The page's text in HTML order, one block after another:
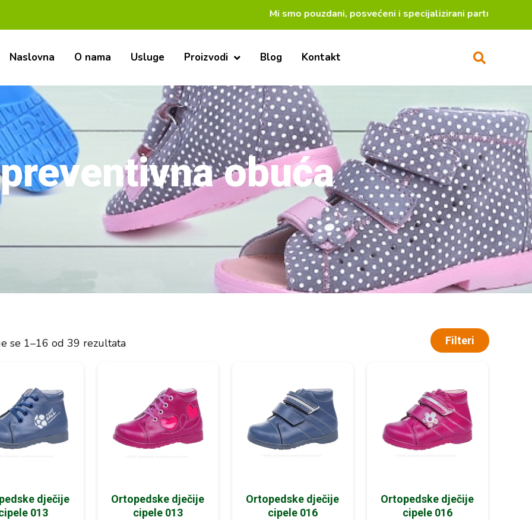
Mi smo pouzdani, posvećeni i specijalizirani partneri za lakši život
Naslovna O nama Usluge Proizvodi Blog Kontakt
obuća
Filteri
se 1–16 od 39 rezultata
dječije
013
Ortopedske dječije
cipele 013
Ortopedske dječije
cipele 016
Ortopedske dječije
cipele 016